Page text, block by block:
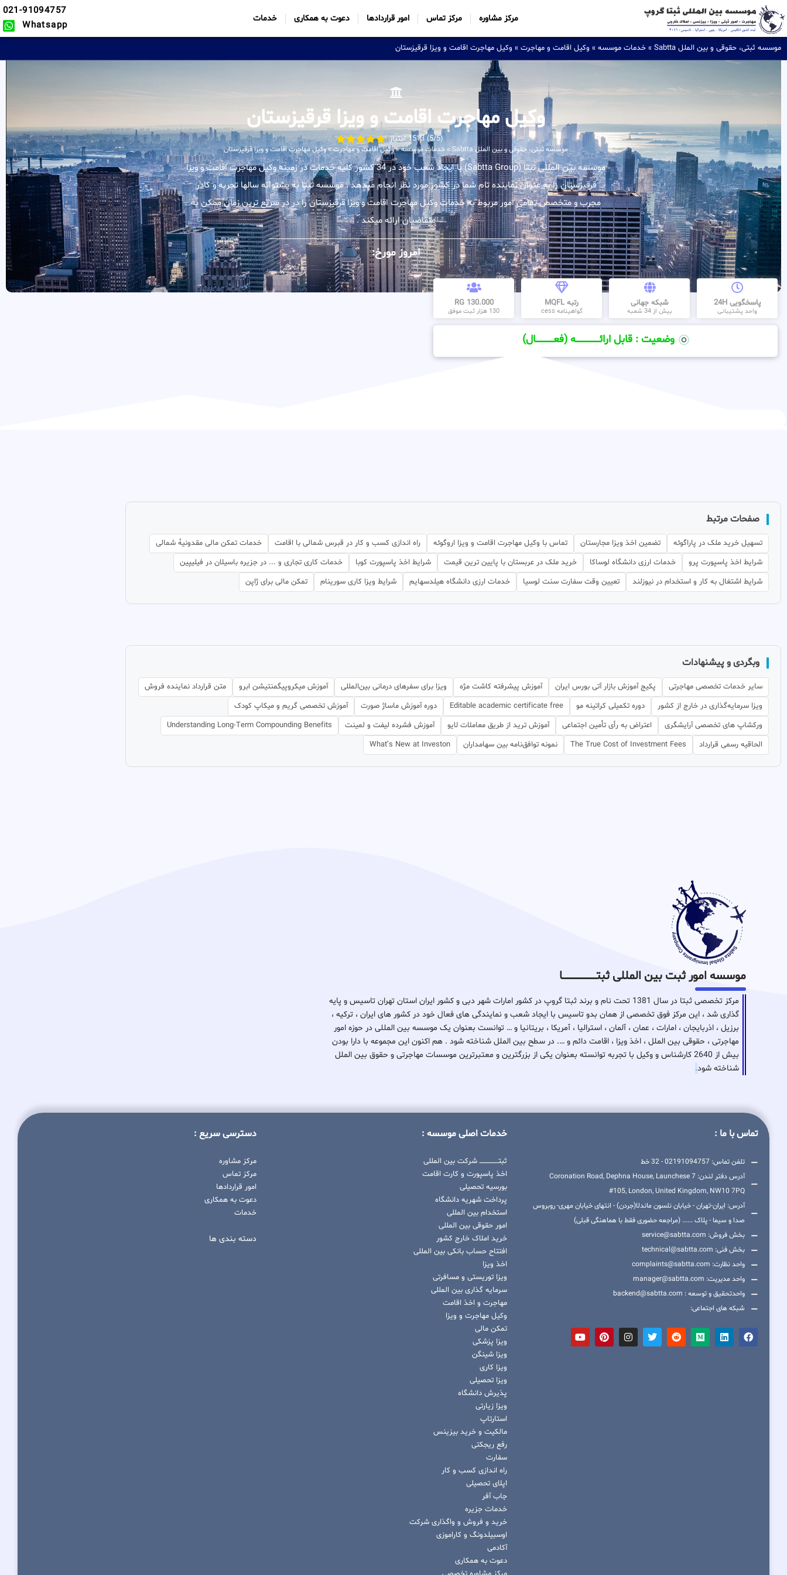
مرکز مشاوره مرکز تماس امور قراردادها دعوت به همکاری خدمات
021-91094757
Whatsapp
موسسه ثبتی، حقوقی و بین الملل Sabtta » خدمات موسسه » وکیل اقامت و مهاجرت » وکیل مهاجرت اقامت و ویزا قرقیزستان
وکیل مهاجرت اقامت و ویزا قرقیزستان
(5/5) 1513 امتیاز
موسسه ثبتی، حقوقی و بین الملل Sabtta » خدمات موسسه»وکیل اقامت و مهاجرت»وکیل مهاجرت اقامت و ویزا قرقیزستان
موسسه بین المللی ثبتا (Sabtta Group) با ایجاد شعب خود در 34 کشور کلیه خدمات در زمینه وکیل مهاجرت اقامت و ویزا
قرقیزستان را به عنوان نماینده تام شما در کشور مورد نظر انجام میدهد . موسسه ثبتا به پشتوانه سالها تجربه و کادر
مجرب و متخصص تمامی امور مربوط به خدمات وکیل مهاجرت اقامت و ویزا قرقیزستان را در در سریع ترین زمان ممکن به
متقاضیان ارائه میکند .
امروز مورخ:
پاسخگویی 24H
واحد پشتیبانی
شبکه جهانی
بیش از 34 شعبه
رتبه MQFL
گواهینامه cess
130.000 RG
130 هزار ثبت موفق
وضعیت : قابل ارائــــــــــــــــــــه (فعـــــــــــــــال)
صفحات مرتبط
تسهیل خرید ملک در پاراگوئه تضمین اخذ ویزا مجارستان تماس با وکیل مهاجرت اقامت و ویزا اروگوئه راه اندازی کسب و کار در قبرس شمالی با اقامت
خدمات تمکن مالی مقدونیهٔ شمالی
شرایط اخذ پاسپورت پرو
خدمات ارزی دانشگاه لوساکا خرید ملک در عربستان با پایین ترین قیمت شرایط اخذ پاسپورت کوبا
خدمات کاری تجاری و ... در جزیره باسیلان در فیلیپین
شرایط اشتغال به کار و استخدام در نیوزلند
تعیین وقت سفارت سنت لوسیا خدمات ارزی دانشگاه هیلدسهایم شرایط ویزا کاری سورینام تمکن مالی برای ژاپن
وبگردی و پیشنهادات
سایر خدمات تخصصی مهاجرتی پکیج آموزش بازار آتی بورس ایران آموزش پیشرفته کاشت مژه ویزا برای سفرهای درمانی بین‌المللی آموزش میکروپیگمنتیشن ابرو
متن قرارداد نماینده فروش
ویزا سرمایه‌گذاری در خارج از کشور
دوره تکمیلی کراتینه مو Editable academic certificate free دوره آموزش ماساژ صورت
آموزش تخصصی گریم و میکاپ کودک
ورکشاپ های تخصصی آرایشگری
اعتراض به رأی تأمین اجتماعی آموزش ترید از طریق معاملات لایو آموزش فشرده لیفت و لمینت
Understanding Long-Term Compounding Benefits
الحاقیه رسمی قرارداد
The True Cost of Investment Fees نمونه توافق‌نامه بین سهامداران What’s New at Investon
موسسه امور ثبت بین المللی ثبتـــــــــــــــــــــــــــــا
مرکز تخصصی ثبتا در سال 1381 تحت نام و برند ثبتا گروپ در کشور امارات شهر دبی و کشور ایران استان تهران تاسیس و پایه
گذاری شد ، این مرکز فوق تخصصی از همان بدو تاسیس با ایجاد شعب و نمایندگی های فعال خود در کشور های ایران ، ترکیه ،
برزیل ، اذربایجان ، امارات ، عمان ، آلمان ، استرالیا ، آمریکا ، بریتانیا و … توانست بعنوان یک موسسه بین المللی در حوزه امور
مهاجرتی ، حقوقی بین الملل ، اخذ ویزا ، اقامت دائم و …. در سطح بین الملل شناخته شود . هم اکنون این مجموعه با دارا بودن
بیش از 2640 کارشناس و وکیل با تجربه توانسته بعنوان یکی از بزرگترین و معتبرترین موسسات مهاجرتی و حقوق بین الملل
شناخته شود.
تماس با ما :
تلفن تماس: 02191094757 - 32 خط
آدرس دفتر لندن: 7 Coronation Road, Dephna House, Launchese
#105, London, United Kingdom, NW10 7PQ
آدرس: ایران-تهران - خیابان نلسون ماندلا(جردن) - انتهای خیابان مهری- روبروس
صدا و سیما - پلاک ...... (مراجعه حضوری فقط با هماهنگی قبلی)
بخش فروش: service@sabtta.com
بخش فنی: technical@sabtta.com
واحد نظارت: complaints@sabtta.com
واحد مدیریت: manager@sabtta.com
واحدتحقیق و توسعه : backend@sabtta.com
شبکه های اجتماعی:
خدمات اصلی موسسه :
ثبتــــــــــــــــ شرکت بین المللی
اخذ پاسپورت و کارت اقامت
بورسیه تحصیلی
پرداخت شهریه دانشگاه
استخدام بین المللی
امور حقوقی بین المللی
خرید املاک خارج کشور
افتتاح حساب بانکی بین المللی
اخذ ویزا
ویزا توریستی و مسافرتی
سرمایه گذاری بین المللی
مهاجرت و اخذ اقامت
وکیل مهاجرت و ویزا
تمکن مالی
ویزا پزشکی
ویزا شینگن
ویزا کاری
ویزا تحصیلی
پذیرش دانشگاه
ویزا زیارتی
استارتاپ
مالکیت و خرید بیزینس
رفع ریجکتی
سفارت
راه اندازی کسب و کار
اپلای تحصیلی
جاب آفر
خدمات جزیره
خرید و فروش و واگذاری شرکت
اوسبیلدونگ و کاراموزی
آکادمی
دعوت به همکاری
دسترسی سریع :
مرکز مشاوره
مرکز تماس
امور قراردادها
دعوت به همکاری
خدمات
دسته بندی ها